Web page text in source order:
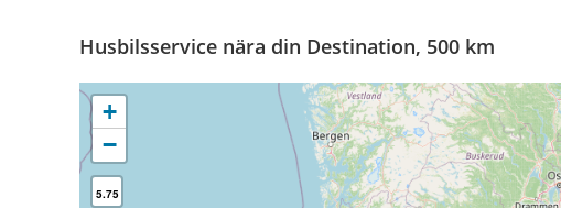
Husbilsservice nära din Destination, 500 km
+
−
5.75